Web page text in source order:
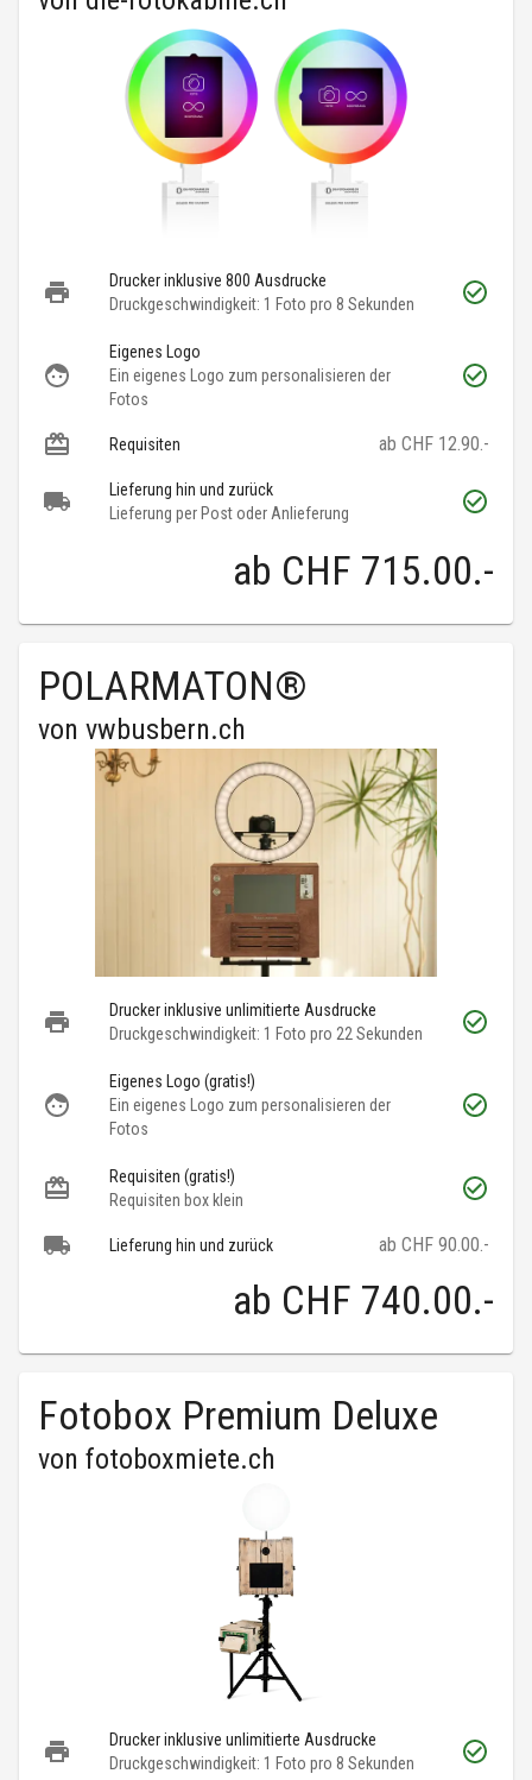
Drucker inklusive 800 Ausdrucke
Druckgeschwindigkeit: 1 Foto pro 8 Sekunden
Eigenes Logo
Ein eigenes Logo zum personalisieren der
Fotos
Requisiten ab CHF 12.90.-
Lieferung hin und zurück
Lieferung per Post oder Anlieferung
ab CHF 715.00.-
POLARMATON®
von vwbusbern.ch
Drucker inklusive unlimitierte Ausdrucke
Druckgeschwindigkeit: 1 Foto pro 22 Sekunden
Eigenes Logo (gratis!)
Ein eigenes Logo zum personalisieren der
Fotos
Requisiten (gratis!)
Requisiten box klein
Lieferung hin und zurück ab CHF 90.00.-
ab CHF 740.00.-
Fotobox Premium Deluxe
von fotoboxmiete.ch
Drucker inklusive unlimitierte Ausdrucke
Druckgeschwindigkeit: 1 Foto pro 8 Sekunden